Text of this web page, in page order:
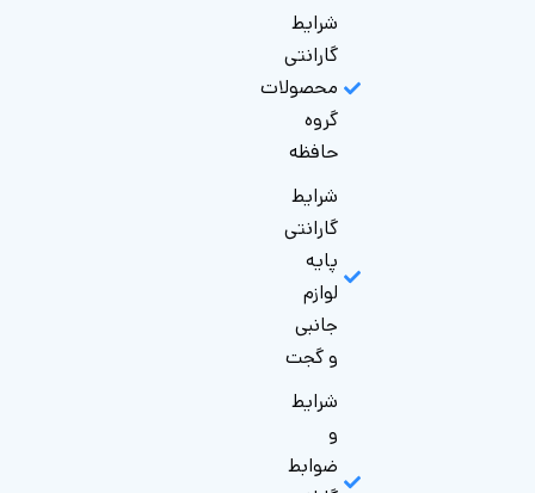
شرایط
گارانتی
محصولات
گروه
حافظه
شرایط
گارانتی
پایه
لوازم
جانبی
و گجت
شرایط
و
ضوابط